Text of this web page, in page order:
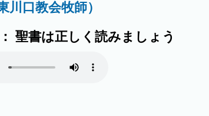
川口教会牧師）
聖書は正しく読みましょう